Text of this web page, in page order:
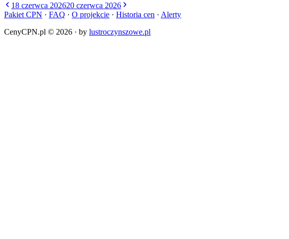
18 czerwca 202620 czerwca 2026
Pakiet CPN · FAQ · O projekcie · Historia cen · Alerty
CenyCPN.pl © 2026 · by lustroczynszowe.pl